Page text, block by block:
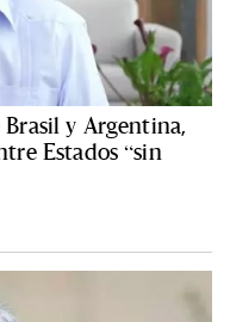
y Argentina,
Estados “sin